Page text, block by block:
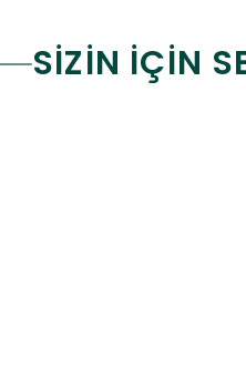
SİZİN İÇİN